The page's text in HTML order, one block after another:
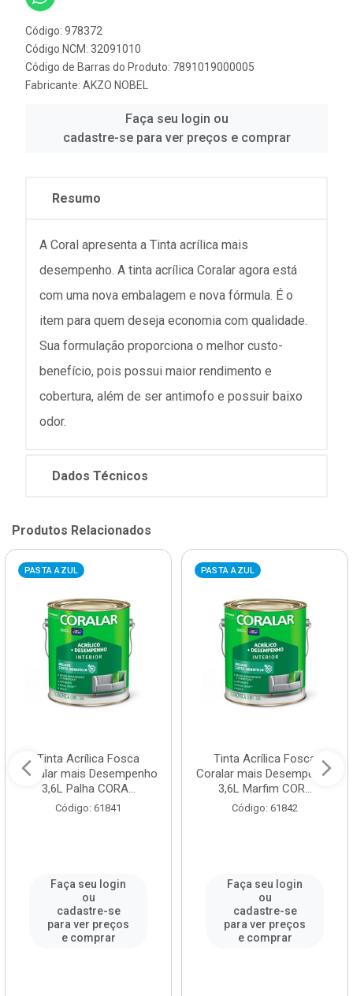
Código: 978372
Código NCM: 32091010
Código de Barras do Produto: 7891019000005
Fabricante: AKZO NOBEL
Faça seu login ou
cadastre-se para ver preços e comprar
Resumo
A Coral apresenta a Tinta acrílica mais
desempenho. A tinta acrílica Coralar agora está
com uma nova embalagem e nova fórmula. É o
item para quem deseja economia com qualidade.
Sua formulação proporciona o melhor custo-
benefício, pois possui maior rendimento e
cobertura, além de ser antimofo e possuir baixo
odor.
Dados Técnicos
Produtos Relacionados
PASTA AZUL
Tinta Acrílica Fosca
Coralar mais Desempenho
3,6L Palha CORA...
Código: 61841
Faça seu login
ou
cadastre-se
para ver preços
e comprar
PASTA AZUL
Tinta Acrílica Fosca
Coralar mais Desempenho
3,6L Marfim COR...
Código: 61842
Faça seu login
ou
cadastre-se
para ver preços
e comprar